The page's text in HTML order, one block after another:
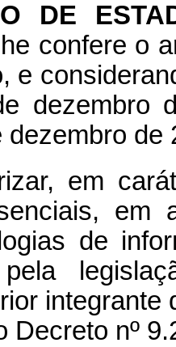
DE
confere o
e
dezembro
dezembro de
em
em
de
pela
integrante
Decreto nº